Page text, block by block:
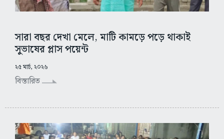
সারা বছর দেখা মেলে, মাটি কামড়ে পড়ে থাকাই
সুভাষের প্লাস পয়েন্ট
২৫ মার্চ, ২০২৬
বিস্তারিত